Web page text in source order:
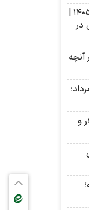
گزارش مجامع بورسی ۱۵ و ۱۷ مرداد ۱۴۰۵ |
۷۲۰ ریالی در
آنچه
و